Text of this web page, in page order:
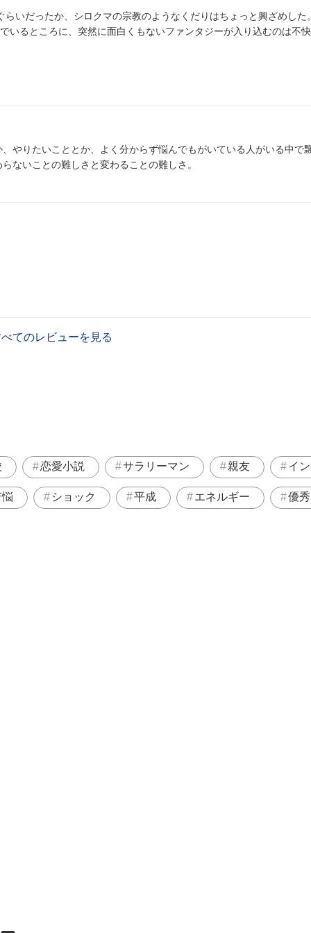
いだったか、シロクマの宗教のようなくだりはちょっと興ざめした
いるところに、突然に面白くもないファンタジーが入り込むのは不
やりたいこととか、よく分からず悩んでもがいている人がいる中で
ないことの難しさと変わることの難しさ。
てのレビューを見る
恋愛小説 サラリーマン 親友 イ
ショック 平成 エネルギー 優秀